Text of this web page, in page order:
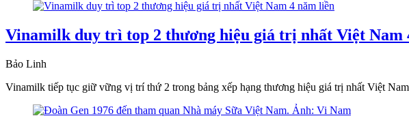
Vinamilk duy trì top 2 thương hiệu giá trị nhất Việt Nam
Bảo Linh
Vinamilk tiếp tục giữ vững vị trí thứ 2 trong bảng xếp hạng thương hiệu giá trị nhất Việt